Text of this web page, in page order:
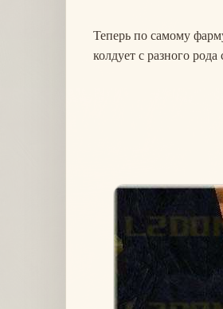
Теперь по самому
колдует с разного